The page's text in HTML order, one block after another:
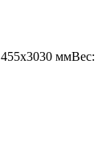
455x3030 ммВес: